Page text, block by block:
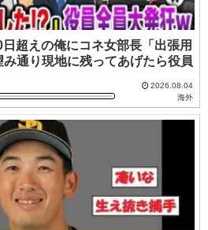
日超えの俺にコネ女部長「出張用
通り現地に残ってあげたら役員
2026.08.04
海外